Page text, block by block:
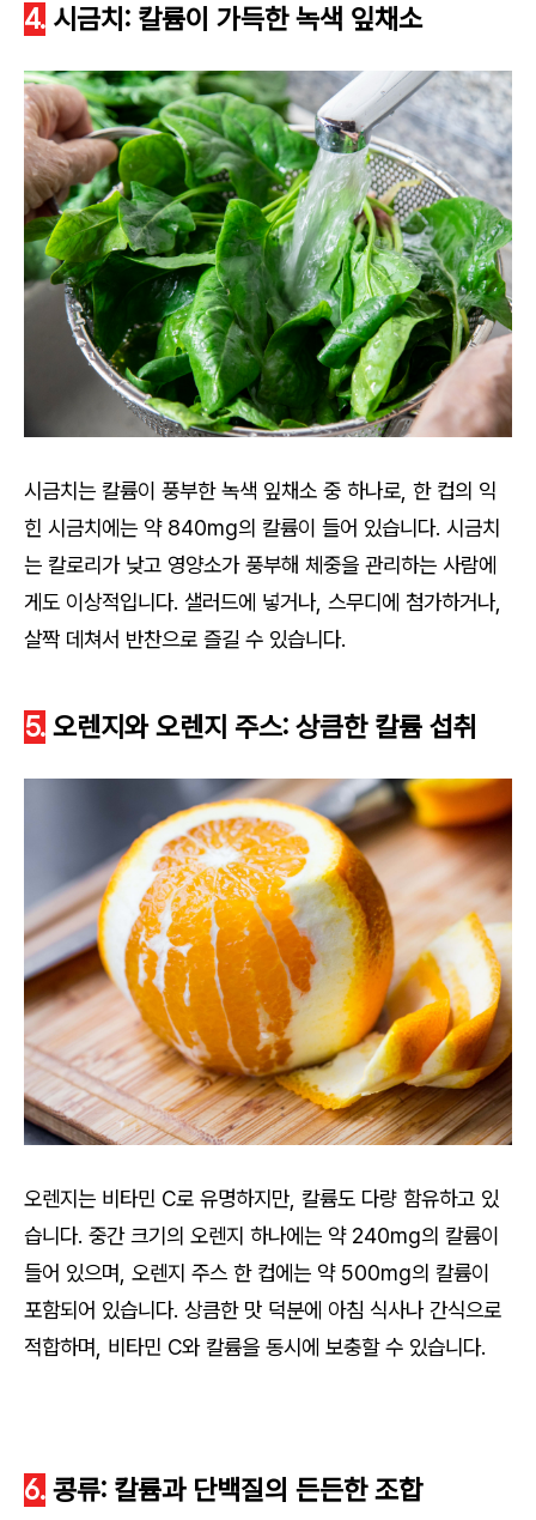
4. 시금치: 칼륨이 가득한 녹색 잎채소
시금치는 칼륨이 풍부한 녹색 잎채소 중 하나로, 한 컵의 익
힌 시금치에는 약 840mg의 칼륨이 들어 있습니다. 시금치
는 칼로리가 낮고 영양소가 풍부해 체중을 관리하는 사람에
게도 이상적입니다. 샐러드에 넣거나, 스무디에 첨가하거나,
살짝 데쳐서 반찬으로 즐길 수 있습니다.
5. 오렌지와 오렌지 주스: 상큼한 칼륨 섭취
오렌지는 비타민 C로 유명하지만, 칼륨도 다량 함유하고 있
습니다. 중간 크기의 오렌지 하나에는 약 240mg의 칼륨이
들어 있으며, 오렌지 주스 한 컵에는 약 500mg의 칼륨이
포함되어 있습니다. 상큼한 맛 덕분에 아침 식사나 간식으로
적합하며, 비타민 C와 칼륨을 동시에 보충할 수 있습니다.
6. 콩류: 칼륨과 단백질의 든든한 조합